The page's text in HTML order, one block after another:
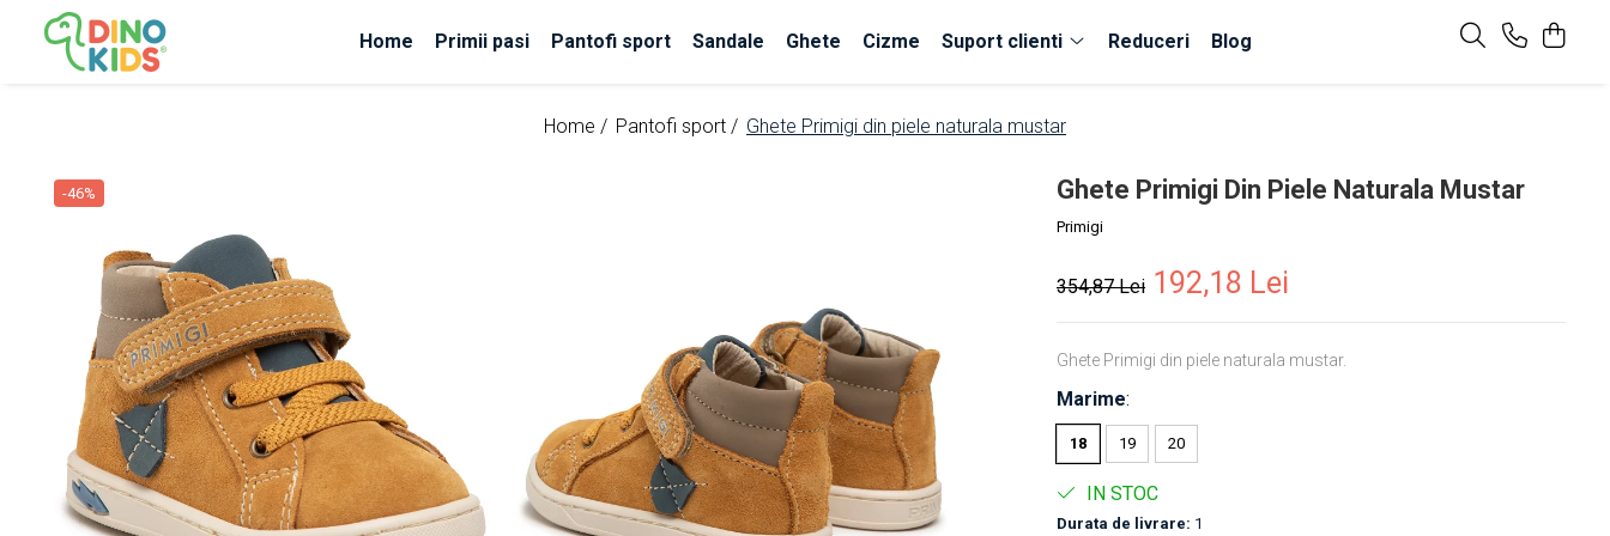
Suport clienti
Livrare internationala
Home Primii pasi Pantofi sport Sandale Ghete Cizme Suport clienti Reduceri Blog
Home / Pantofi sport / Ghete Primigi din piele naturala mustar
-46% Ghete Primigi Din Piele Naturala Mustar
Primigi
354,87 Lei 192,18 Lei
Ghete Primigi din piele naturala mustar.
Marime:
18 19 20
IN STOC
Durata de livrare: 1